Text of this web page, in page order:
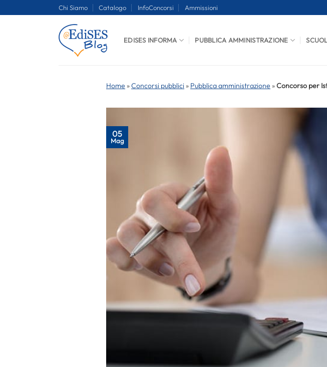
Chi Siamo Catalogo InfoConcorsi Ammissioni
EDISES INFORMA PUBBLICA AMMINISTRAZIONE
Home »Concorsi pubblici » Pubblica amministrazione »Concorso per
05
Mag